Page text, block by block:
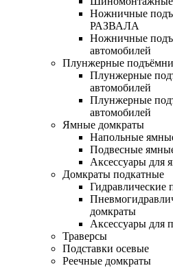
Ножничные
РАЗВАЛА
Ножничные
автомобилей
Плунжерные
Плунжерные
автомобилей
Плунжерные
автомобилей
Ямные домкраты
Напольные
Подвесные
Аксессуары для
Домкраты подкатные
Гидравлические
домкраты
Аксессуары для
Траверсы
Подставки осевые
Реечные домкраты